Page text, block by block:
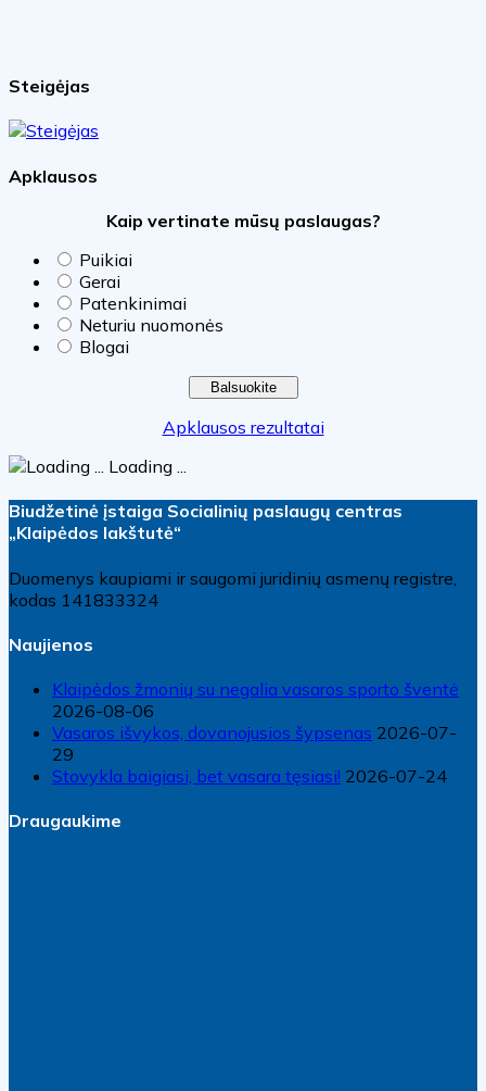
Steigėjas
Apklausos
Kaip vertinate mūsų paslaugas?
Puikiai
Gerai
Patenkinimai
Neturiu nuomonės
Blogai
Apklausos rezultatai
Loading ...
Biudžetinė įstaiga Socialinių paslaugų centras
„Klaipėdos lakštutė“
Duomenys kaupiami ir saugomi juridinių asmenų registre,
kodas 141833324
Naujienos
Klaipėdos žmonių su negalia vasaros sporto šventė
2026-08-06
Vasaros išvykos, dovanojusios šypsenas 2026-07-
29
Stovykla baigiasi, bet vasara tęsiasi! 2026-07-24
Draugaukime